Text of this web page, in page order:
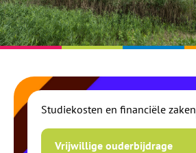
Studiekosten en financiële zaken
Vrijwillige ouderbijdrage